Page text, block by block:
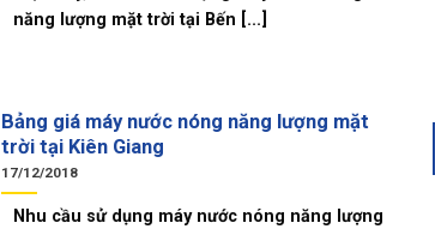
năng lượng mặt trời tại Bến [...]
Bảng giá máy nước nóng năng lượng mặt
trời tại Kiên Giang
17/12/2018
Nhu cầu sử dụng máy nước nóng năng lượng